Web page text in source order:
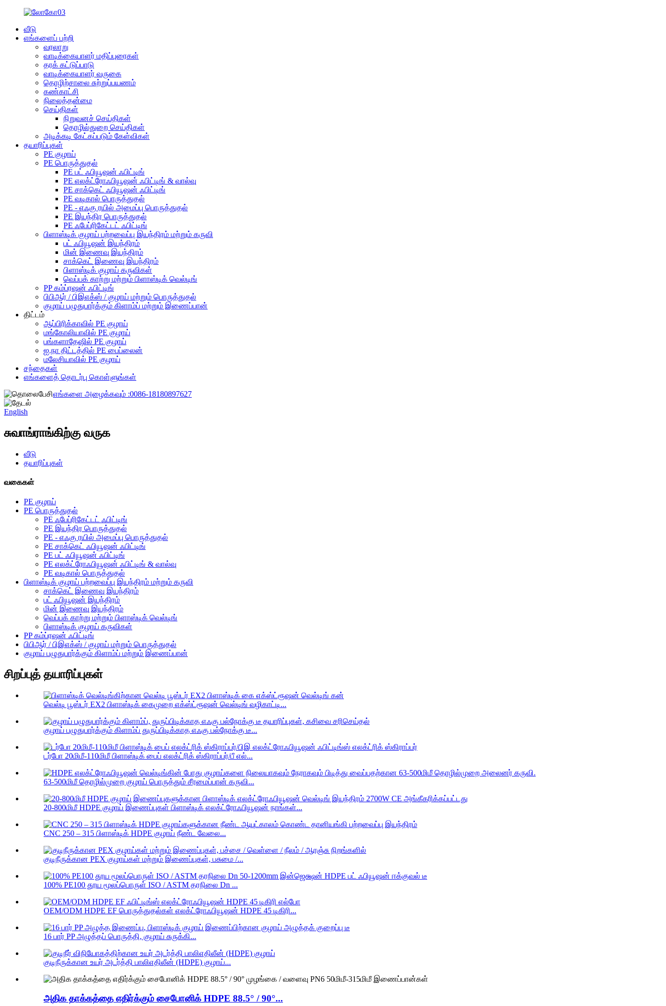
வீடு
எங்களைப் பற்றி
வரலாறு
வாடிக்கையாளர் மதிப்புரைகள்
தரக் கட்டுப்பாடு
வாடிக்கையாளர் வருகை
தொழிற்சாலை சுற்றுப்பயணம்
கண்காட்சி
நிலைத்தன்மை
செய்திகள்
நிறுவனச் செய்திகள்
தொழில்துறை செய்திகள்
அடிக்கடி கேட்கப்படும் கேள்விகள்
தயாரிப்புகள்
PE குழாய்
PE பொருத்துதல்
PE பட் ஃபியூஷன் ஃபிட்டிங்
PE எலக்ட்ரோஃபியூஷன் ஃபிட்டிங் & வால்வு
PE சாக்கெட் ஃபியூஷன் ஃபிட்டிங்
PE வடிகால் பொருத்துதல்
PE - எஃகு ரயில் அமைப்பு பொருத்துதல்
PE இயந்திர பொருத்துதல்
PE ஃபேப்ரிகேட்டட் ஃபிட்டிங்
பிளாஸ்டிக் குழாய் பற்றவைப்பு இயந்திரம் மற்றும் கருவி
பட் ஃபியூஷன் இயந்திரம்
மின் இணைவு இயந்திரம்
சாக்கெட் இணைவு இயந்திரம்
பிளாஸ்டிக் குழாய் கருவிகள்
வெப்பக் காற்று மற்றும் பிளாஸ்டிக் வெல்டிங்
PP கம்ப்ரஷன் ஃபிட்டிங்
பிபிஆர் / பிஇஎக்ஸ் / குழாய் மற்றும் பொருத்துதல்
குழாய் பழுதுபார்க்கும் கிளாம்ப் மற்றும் இணைப்பான்
திட்டம்
ஆப்பிரிக்காவில் PE குழாய்
மங்கோலியாவில் PE குழாய்
பங்களாதேஷில் PE குழாய்
ஐ.நா திட்டத்தில் PE பைப்லைன்
மலேசியாவில் PE குழாய்
சந்தைகள்
எங்களைத் தொடர்பு கொள்ளுங்கள்
எங்களை அழைக்கவும் :0086-18180897627
English
சுவாங்ராங்கிற்கு வருக
வீடு
தயாரிப்புகள்
வகைகள்
PE குழாய்
PE பொருத்துதல்
PE ஃபேப்ரிகேட்டட் ஃபிட்டிங்
PE இயந்திர பொருத்துதல்
PE - எஃகு ரயில் அமைப்பு பொருத்துதல்
PE சாக்கெட் ஃபியூஷன் ஃபிட்டிங்
PE பட் ஃபியூஷன் ஃபிட்டிங்
PE எலக்ட்ரோஃபியூஷன் ஃபிட்டிங் & வால்வு
PE வடிகால் பொருத்துதல்
பிளாஸ்டிக் குழாய் பற்றவைப்பு இயந்திரம் மற்றும் கருவி
சாக்கெட் இணைவு இயந்திரம்
பட் ஃபியூஷன் இயந்திரம்
மின் இணைவு இயந்திரம்
வெப்பக் காற்று மற்றும் பிளாஸ்டிக் வெல்டிங்
பிளாஸ்டிக் குழாய் கருவிகள்
PP கம்ப்ரஷன் ஃபிட்டிங்
பிபிஆர் / பிஇஎக்ஸ் / குழாய் மற்றும் பொருத்துதல்
குழாய் பழுதுபார்க்கும் கிளாம்ப் மற்றும் இணைப்பான்
சிறப்புத் தயாரிப்புகள்
வெல்டி பூஸ்டர் EX2 பிளாஸ்டிக் கைமுறை எக்ஸ்ட்ரூஷன் வெல்டிங் வழிகாட்டி...
குழாய் பழுதுபார்க்கும் கிளாம்ப் துருப்பிடிக்காத எஃகு பல்நோக்கு டீ...
டர்போ 20மிமீ-110மிமீ பிளாஸ்டிக் பைப் எலக்ட்ரிக் ஸ்கிராப்பர்/பீ எல்...
63-500மிமீ தொழில்முறை குழாய் பொருத்தும் சீரமைப்பான் கருவி...
20-800மிமீ HDPE குழாய் இணைப்புகள் பிளாஸ்டிக் எலக்ட்ரோஃபியூஷன் நாங்கள்...
CNC 250 – 315 பிளாஸ்டிக் HDPE குழாய் நீண்ட வேலை...
குடிநீருக்கான PEX குழாய்கள் மற்றும் இணைப்புகள், பசுமை /...
100% PE100 தூய மூலப்பொருள் ISO / ASTM தரநிலை Dn ...
OEM/ODM HDPE EF பொருத்துதல்கள் எலக்ட்ரோஃபியூஷன் HDPE 45 டிகிரி...
16 பார் PP அழுத்தப் பொருத்தி, குழாய் சுருக்கி...
குடிநீருக்கான உயர் அடர்த்தி பாலிஎதிலீன் (HDPE) குழாய்...
அதிக தாக்கத்தை எதிர்க்கும் சைபோனிக் HDPE 88.5° / 90°...